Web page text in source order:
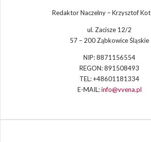
Redaktor Naczelny – Krzysztof
ul. Zacisze 12/2
57 – 200 Ząbkowice Śląskie
NIP: 8871156554
REGON: 891508493
TEL: +48601181334
E-MAIL:info@vvena.pl